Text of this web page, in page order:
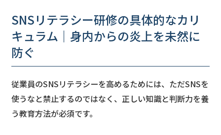
SNSリテラシー研修の具体的なカリ
キュラム｜身内からの炎上を未然に
防ぐ
従業員のSNSリテラシーを高めるためには、ただSNSを
使うなと禁止するのではなく、正しい知識と判断力を養
う教育方法が必須です。